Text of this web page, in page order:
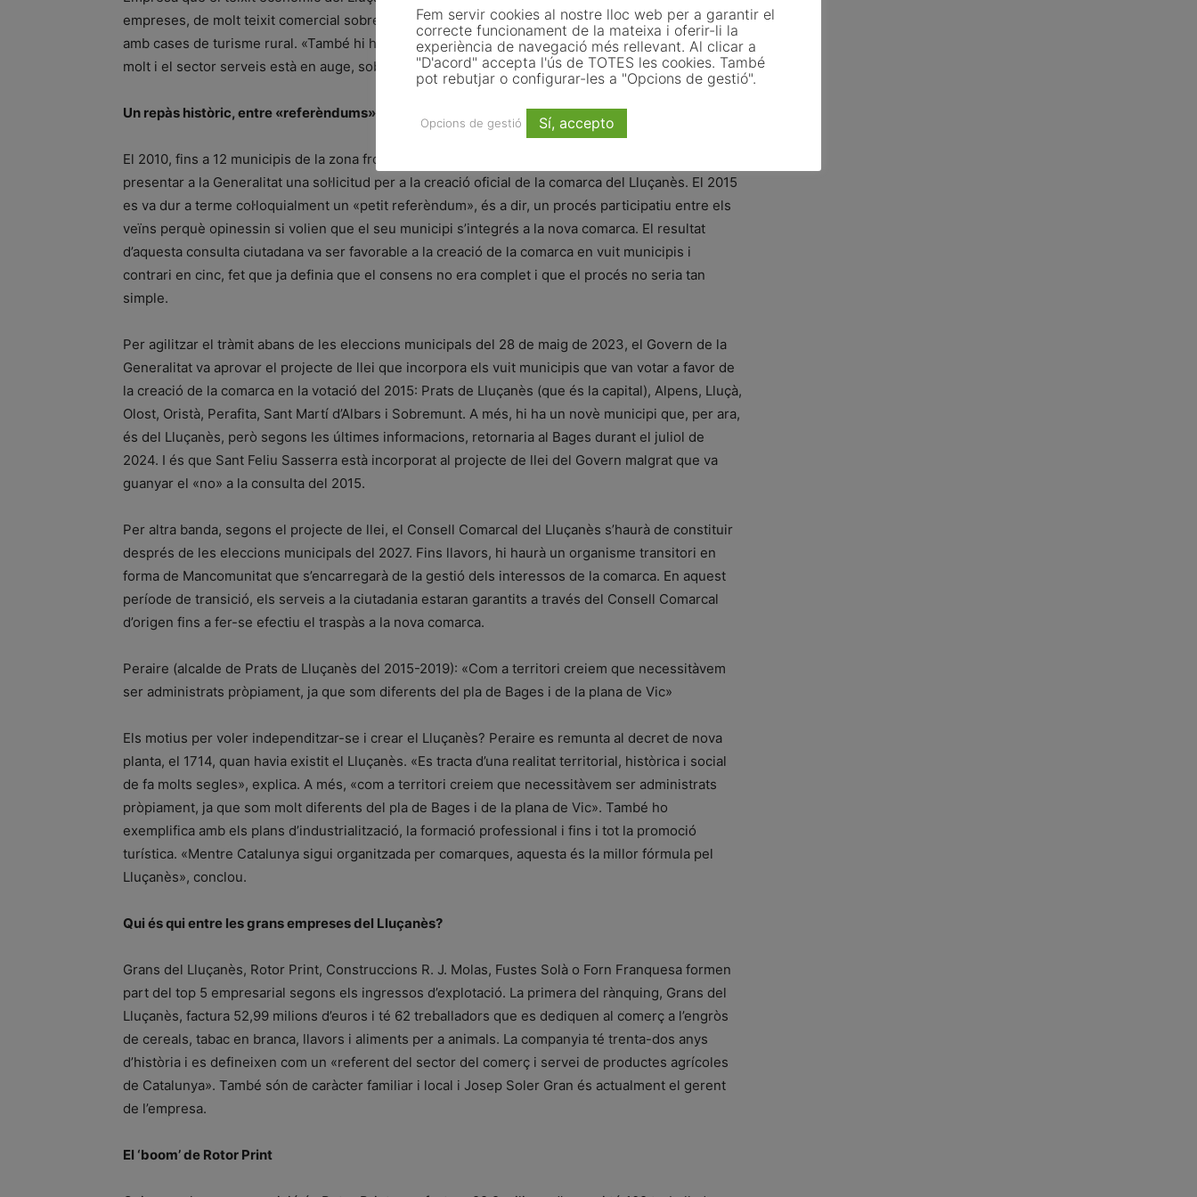
empreses, de molt teixit comercial sobretot a la capital i amb nombroses iniciatives turístiques
amb cases de turisme rural. «També hi ha empreses petites de construcció que estan creixent
molt i el sector serveis està en auge, sobretot a la capital», continua.
Un repàs històric, entre «referèndums» i «reivindicacions»
El 2010, fins a 12 municipis de la zona fronterera entre el Bages, Osona i el Berguedà van
presentar a la Generalitat una sol·licitud per a la creació oficial de la comarca del Lluçanès. El 2015
es va dur a terme col·loquialment un «petit referèndum», és a dir, un procés participatiu entre els
veïns perquè opinessin si volien que el seu municipi s’integrés a la nova comarca. El resultat
d’aquesta consulta ciutadana va ser favorable a la creació de la comarca en vuit municipis i
contrari en cinc, fet que ja definia que el consens no era complet i que el procés no seria tan
simple.
Per agilitzar el tràmit abans de les eleccions municipals del 28 de maig de 2023, el Govern de la
Generalitat va aprovar el projecte de llei que incorpora els vuit municipis que van votar a favor de
la creació de la comarca en la votació del 2015: Prats de Lluçanès (que és la capital), Alpens, Lluçà,
Olost, Oristà, Perafita, Sant Martí d’Albars i Sobremunt. A més, hi ha un novè municipi que, per ara,
és del Lluçanès, però segons les últimes informacions, retornaria al Bages durant el juliol de
2024. I és que Sant Feliu Sasserra està incorporat al projecte de llei del Govern malgrat que va
guanyar el «no» a la consulta del 2015.
Per altra banda, segons el projecte de llei, el Consell Comarcal del Lluçanès s’haurà de constituir
després de les eleccions municipals del 2027. Fins llavors, hi haurà un organisme transitori en
forma de Mancomunitat que s’encarregarà de la gestió dels interessos de la comarca. En aquest
període de transició, els serveis a la ciutadania estaran garantits a través del Consell Comarcal
d’origen fins a fer-se efectiu el traspàs a la nova comarca.
Peraire (alcalde de Prats de Lluçanès del 2015-2019): «Com a territori creiem que necessitàvem
ser administrats pròpiament, ja que som diferents del pla de Bages i de la plana de Vic»
Els motius per voler independitzar-se i crear el Lluçanès? Peraire es remunta al decret de nova
planta, el 1714, quan havia existit el Lluçanès. «Es tracta d’una realitat territorial, històrica i social
de fa molts segles», explica. A més, «com a territori creiem que necessitàvem ser administrats
pròpiament, ja que som molt diferents del pla de Bages i de la plana de Vic». També ho
exemplifica amb els plans d’industrialització, la formació professional i fins i tot la promoció
turística. «Mentre Catalunya sigui organitzada per comarques, aquesta és la millor fórmula pel
Lluçanès», conclou.
Qui és qui entre les grans empreses del Lluçanès?
Grans del Lluçanès, Rotor Print, Construccions R. J. Molas, Fustes Solà o Forn Franquesa formen
part del top 5 empresarial segons els ingressos d’explotació. La primera del rànquing, Grans del
Lluçanès, factura 52,99 milions d’euros i té 62 treballadors que es dediquen al comerç a l’engròs
de cereals, tabac en branca, llavors i aliments per a animals. La companyia té trenta-dos anys
d’història i es defineixen com un «referent del sector del comerç i servei de productes agrícoles
de Catalunya». També són de caràcter familiar i local i Josep Soler Gran és actualment el gerent
de l’empresa.
El ‘boom’ de Rotor Print
Fem servir cookies al nostre lloc web per a garantir el
correcte funcionament de la mateixa i oferir-li la
experiència de navegació més rellevant. Al clicar a
"D'acord" accepta l'ús de TOTES les cookies. També
pot rebutjar o configurar-les a "Opcions de gestió".
Opcions de gestió Sí, accepto